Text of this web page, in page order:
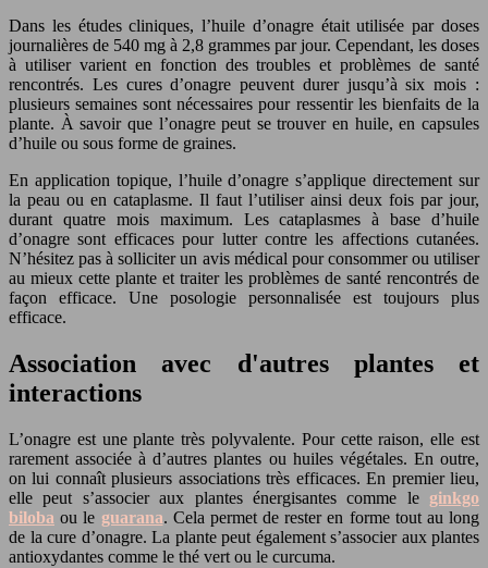
Dans les études cliniques, l’huile d’onagre était utilisée par doses
journalières de 540 mg à 2,8 grammes par jour. Cependant, les doses
à utiliser varient en fonction des troubles et problèmes de santé
rencontrés. Les cures d’onagre peuvent durer jusqu’à six mois :
plusieurs semaines sont nécessaires pour ressentir les bienfaits de la
plante. À savoir que l’onagre peut se trouver en huile, en capsules
d’huile ou sous forme de graines.
En application topique, l’huile d’onagre s’applique directement sur
la peau ou en cataplasme. Il faut l’utiliser ainsi deux fois par jour,
durant quatre mois maximum. Les cataplasmes à base d’huile
d’onagre sont efficaces pour lutter contre les affections cutanées.
N’hésitez pas à solliciter un avis médical pour consommer ou utiliser
au mieux cette plante et traiter les problèmes de santé rencontrés de
façon efficace. Une posologie personnalisée est toujours plus
efficace.
Association avec d'autres plantes et
interactions
L’onagre est une plante très polyvalente. Pour cette raison, elle est
rarement associée à d’autres plantes ou huiles végétales. En outre,
on lui connaît plusieurs associations très efficaces. En premier lieu,
elle peut s’associer aux plantes énergisantes comme le ginkgo
biloba ou le guarana. Cela permet de rester en forme tout au long
de la cure d’onagre. La plante peut également s’associer aux plantes
antioxydantes comme le thé vert ou le curcuma.